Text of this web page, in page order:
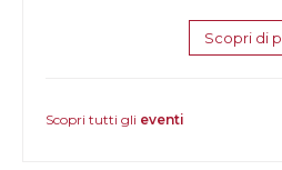
Scopri di
Scopri tutti gli eventi